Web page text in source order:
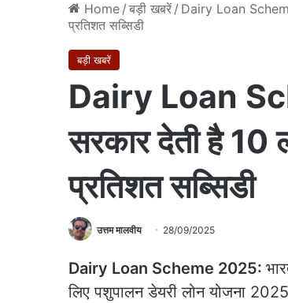
Home / बड़ी खबरें / Dairy Loan
प्रतिशत सब्सिडी
बड़ी खबरें
Dairy Loan
सरकार देती है
प्रतिशत सब्सिडी
उत्तम मालवीय 28/09/2025
Dairy Loan Scheme 2025:
लिए पशुपालन डेयरी लोन योजना